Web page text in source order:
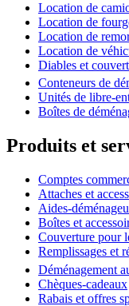
Location de
Location de
Location de
Location de
Diables et
Conteneurs de
Unités de libre-
Boîtes de
Produits et
Comptes
Attaches et
Aides-
Boîtes et
Couverture pour
Remplissages et
Déménagement
Chèques-cadeaux
Rabais et offres